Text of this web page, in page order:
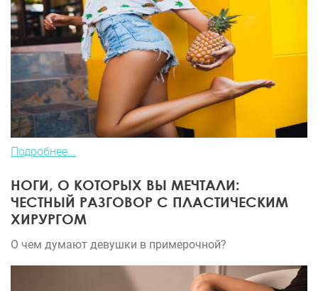
Подробнее...
НОГИ, О КОТОРЫХ ВЫ МЕЧТАЛИ:
ЧЕСТНЫЙ РАЗГОВОР С ПЛАСТИЧЕСКИМ
ХИРУРГОМ
О чем думают девушки в примерочной?